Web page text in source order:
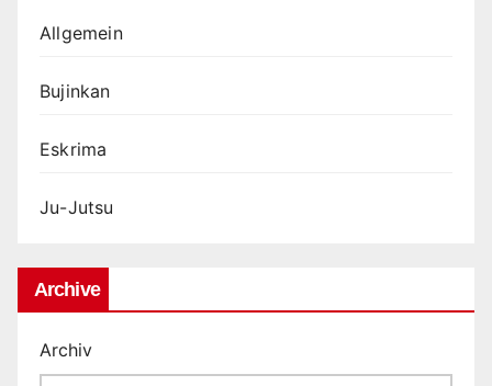
Allgemein
Bujinkan
Eskrima
Ju-Jutsu
Archive
Archiv